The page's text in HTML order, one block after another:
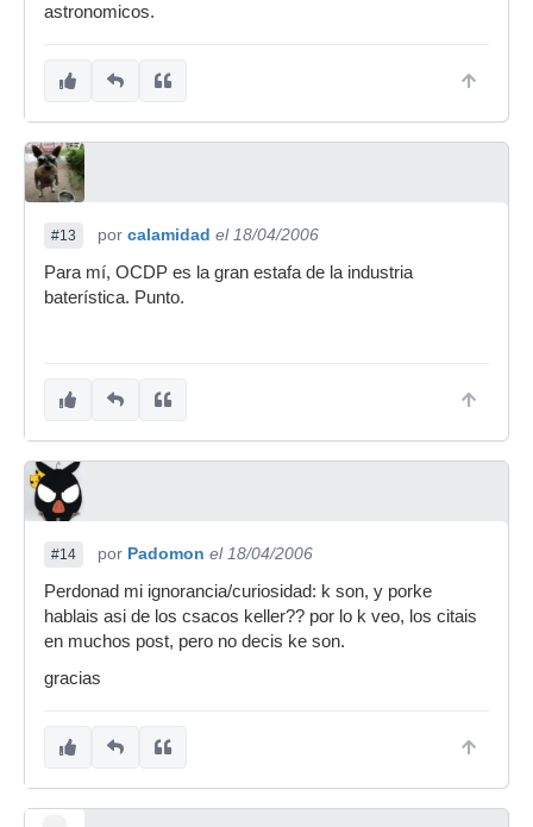
astronomicos.
#13 por calamidad el 18/04/2006
Para mí, OCDP es la gran estafa de la industria
baterística. Punto.
#14 por Padomon el 18/04/2006
Perdonad mi ignorancia/curiosidad: k son, y porke
hablais asi de los csacos keller?? por lo k veo, los citais
en muchos post, pero no decis ke son.
gracias